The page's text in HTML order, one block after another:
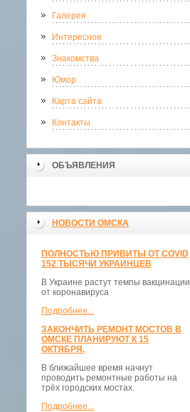
Галерея
Интересное
Знакомства
Юмор
Карта сайта
Контакты
ОБЪЯВЛЕНИЯ
НОВОСТИ ОМСКА
ПОЛНОСТЬЮ ПРИВИТЫ ОТ COVID
152 ТЫСЯЧИ УКРАИНЦЕВ
В Украине растут темпы вакцинации
от коронавируса
Подробнее...
ЗАКОНЧИТЬ РЕМОНТ МОСТОВ В
ОМСКЕ ПЛАНИРУЮТ К 15
ОКТЯБРЯ.
В ближайшее время начнут
проводить ремонтные работы на
трёх городских мостах.
Подробнее...